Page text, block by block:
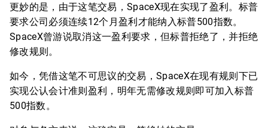
更妙的是，由于这笔交易，SpaceX现在实现了盈利。标普
要求公司必须连续12个月盈利才能纳入标普500指数。
SpaceX曾游说取消这一盈利要求，但标普拒绝了，并拒绝
修改规则。
如今，凭借这笔不可思议的交易，SpaceX在现有规则下已
实现公认会计准则盈利，明年无需修改规则即可加入标普
500指数。